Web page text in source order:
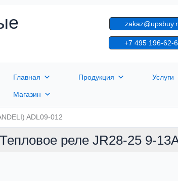
+7 495 196-62-
Главная Продукция Услуги
Магазин
ADL09-012
Тепловое реле JR28-25 9-